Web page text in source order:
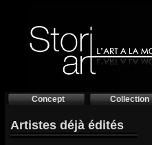
Concept Collection
Artistes déjà édités